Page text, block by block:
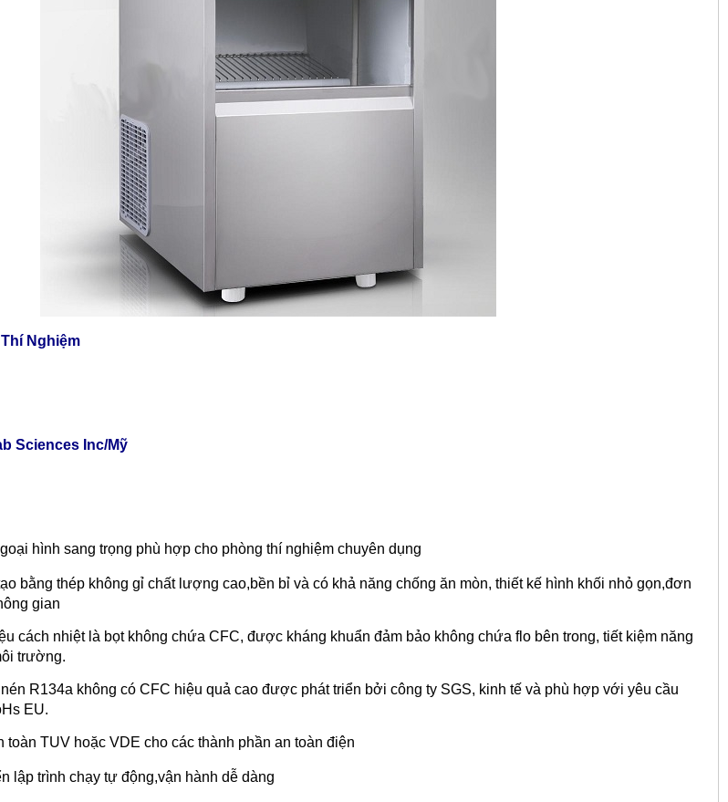
Nghiệm
Sciences Inc/Mỹ
hình sang trọng phù hợp cho phòng thí nghiệm chuyên dụng
bằng thép không gỉ chất lượng cao,bền bỉ và có khả năng chống ăn mòn, thiết kế hình khối nhỏ gọn,đơn
gian
cách nhiệt là bọt không chứa CFC, được kháng khuẩn đảm bảo không chứa flo bên trong, tiết kiệm năng
trường.
R134a không có CFC hiệu quả cao được phát triển bởi công ty SGS, kinh tế và phù hợp với yêu cầu
EU.
TUV hoặc VDE cho các thành phần an toàn điện
lập trình chạy tự động,vận hành dễ dàng